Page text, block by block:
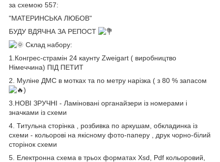
за схемою 557:
"МАТЕРИНСЬКА ЛЮБОВ"
БУДУ ВДЯЧНА ЗА РЕПОСТ
Склад набору:
1.Конгрес-страмін 24 каунту Zweigart ( виробництво
Німеччина) ПІД ПЕТИТ
2. Муліне ДМС в мотках та по метру нарізка ( з 80 % запасом
)
3.НОВІ ЗРУЧНІ - Ламіновані органайзери із номерами і
значками із схеми
4. Титульна сторінка , розбивка по аркушам, обкладинка із
схеми - кольорові на якісному фото-паперу , друк чорно-білий
сторінок схеми
5. Електронна схема в трьох форматах Xsd, Pdf кольоровий,